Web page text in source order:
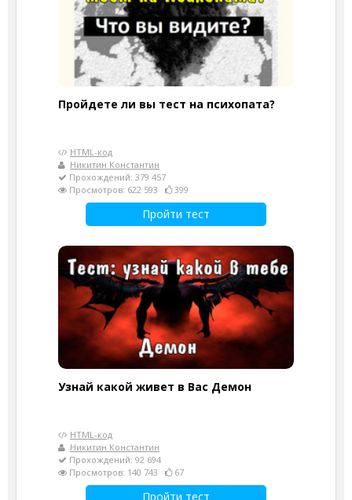
Пройдете ли вы тест на психопата?
HTML-код
Никитин Константин
Прохождений: 379 457
Просмотров: 622 593
399
Пройти тест
Узнай какой живет в Вас Демон
HTML-код
Никитин Константин
Прохождений: 92 694
Просмотров: 140 743
67
Пройти тест